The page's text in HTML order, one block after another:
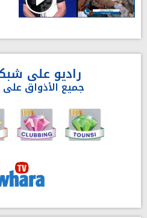
راديو على
جميع الأذواق